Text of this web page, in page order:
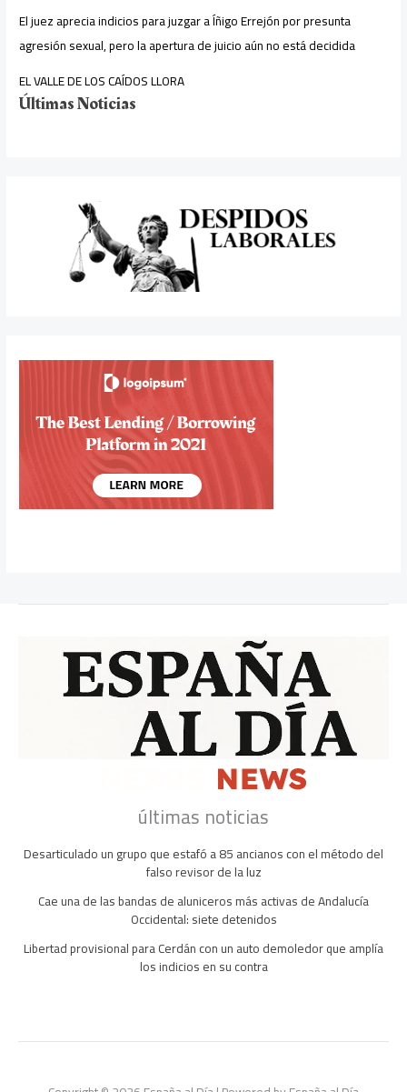
El juez aprecia indicios para juzgar a Íñigo Errejón por presunta
agresión sexual, pero la apertura de juicio aún no está decidida
EL VALLE DE LOS CAÍDOS LLORA
Últimas Noticias
últimas noticias
Desarticulado un grupo que estafó a 85 ancianos con el método del
falso revisor de la luz
Cae una de las bandas de aluniceros más activas de Andalucía
Occidental: siete detenidos
Libertad provisional para Cerdán con un auto demoledor que amplía
los indicios en su contra